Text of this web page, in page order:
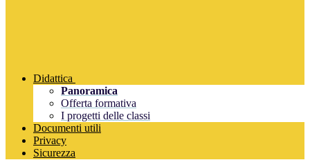
Didattica
Panoramica
Offerta formativa
I progetti delle classi
Documenti utili
Privacy
Sicurezza